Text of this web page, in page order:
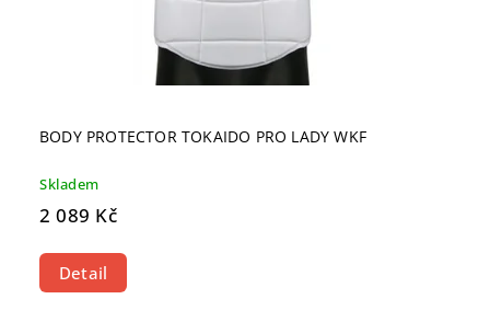
BODY PROTECTOR TOKAIDO PRO LADY WKF
Skladem
2 089 Kč
Detail